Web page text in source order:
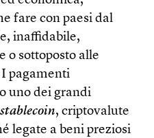
fare con paesi dal
inaffidabile,
o sottoposto alle
pagamenti
uno dei grandi
stablecoin, criptovalute
legate a beni preziosi